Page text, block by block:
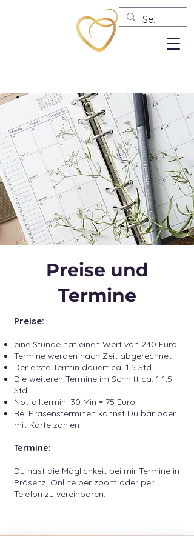
Preise und
Termine
Preise:
eine Stunde hat einen Wert von 240 Euro
Termine werden nach Zeit abgerechnet
Der erste Termin dauert ca. 1,5 Std
Die weiteren Termine im Schnitt ca. 1-1,5
Std
Notfalltermin: 30 Min = 75 Euro
Bei Präsensterminen kannst Du bar oder
mit Karte zahlen
Termine:
Du hast die Möglichkeit bei mir Termine in
Präsenz, Online per zoom oder per
Telefon zu vereinbaren.